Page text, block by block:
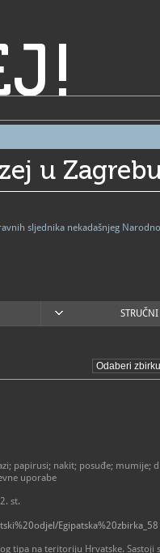
u
sljednika nekadašnjeg
papirusi; nakit; posuđe; mumije;
uporabe
st.
Egipatska%20zbirka_58
tipa na teritoriju Hrvatske. Sastoji